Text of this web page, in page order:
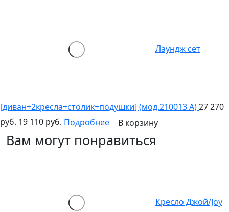
Лаундж сет
[диван+2кресла+столик+подушки] (мод.210013 А)27 270
руб. 19 110 руб. Подробнее В корзину
Вам могут понравиться
Кресло Джой/Joy